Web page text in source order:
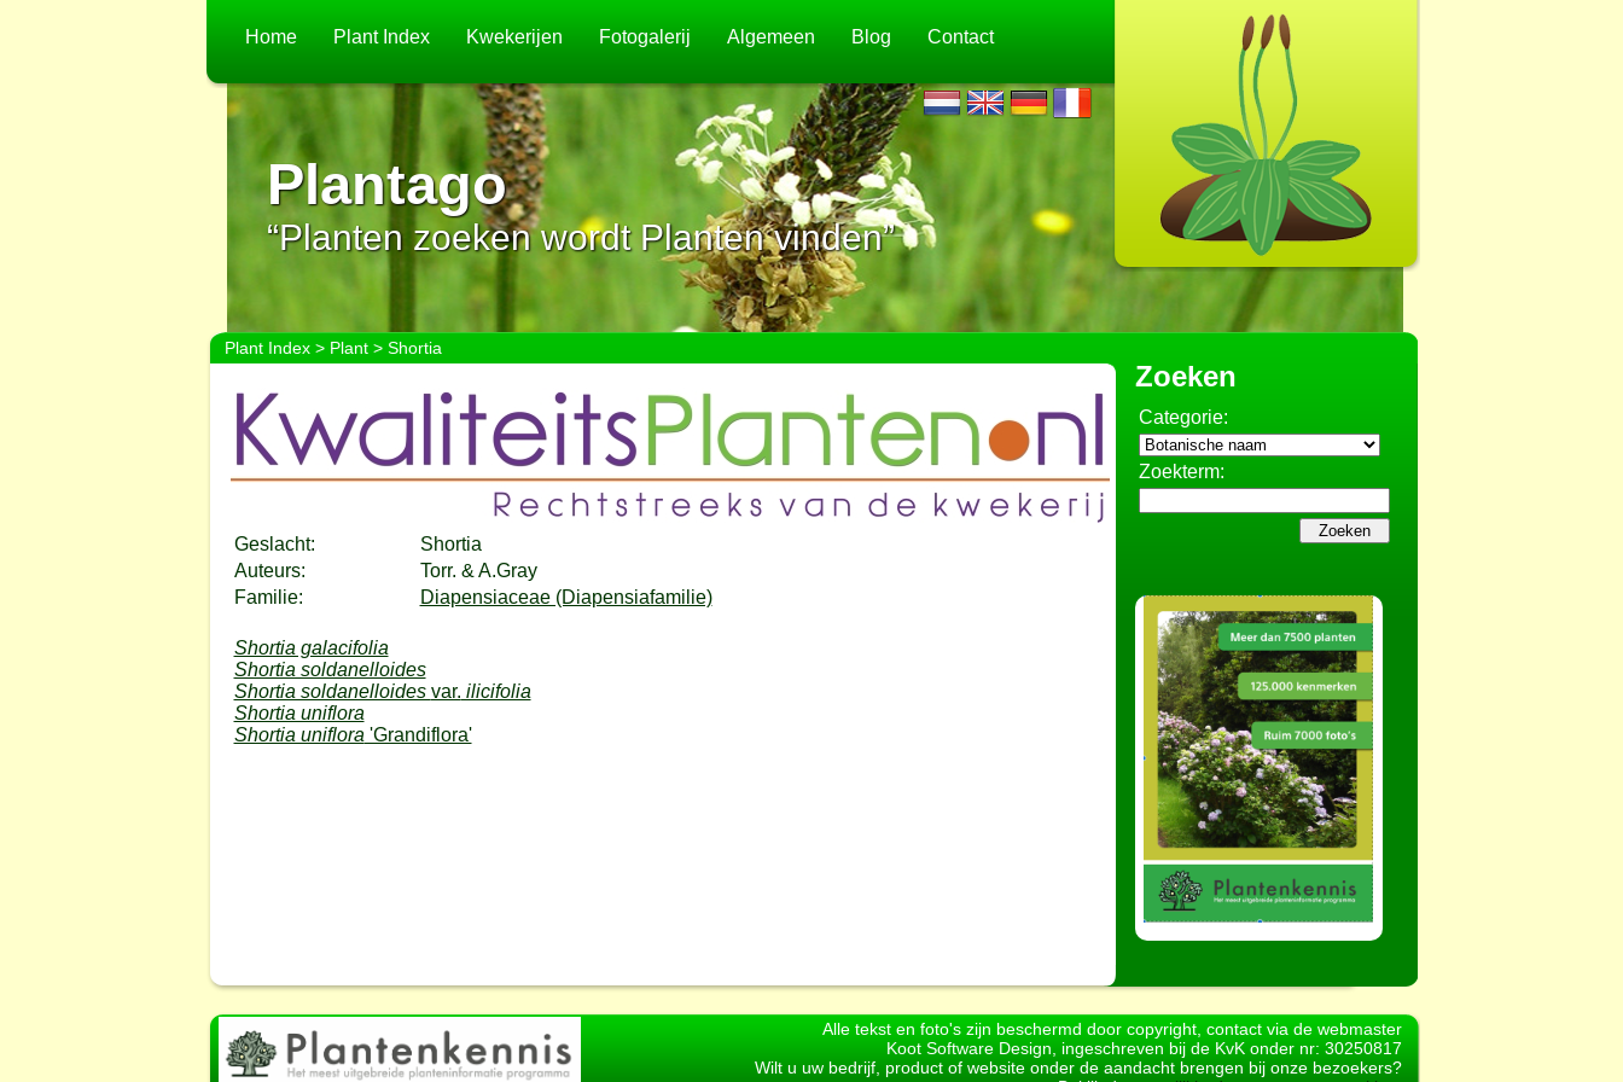
Home Plant Index Kwekerijen Fotogalerij Algemeen Blog Contact
Plantago
“Planten zoeken wordt Planten vinden”
Plant Index> Plant> Shortia
Geslacht:
Shortia
Auteurs:
Torr. & A.Gray
Familie:
Diapensiaceae (Diapensiafamilie)
Shortia galacifolia
Shortia soldanelloides
Shortia soldanelloides var. ilicifolia
Shortia uniflora
Shortia uniflora 'Grandiflora'
Zoeken
Categorie:
Zoekterm:
Alle tekst en foto's zijn beschermd door copyright, contact via de webmaster
Koot Software Design, ingeschreven bij de KvK onder nr: 30250817
Wilt u uw bedrijf, product of website onder de aandacht brengen bij onze bezoekers?